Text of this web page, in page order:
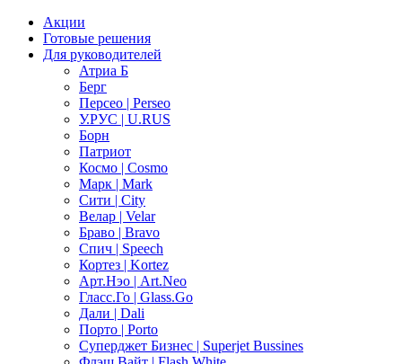
Акции
Готовые решения
Для руководителей
Атриа Б
Берг
Персео | Perseo
У.РУС | U.RUS
Борн
Патриот
Космо | Cosmo
Марк | Mark
Сити | City
Велар | Velar
Браво | Bravo
Спич | Speech
Кортез | Kortez
Арт.Нэо | Art.Neo
Гласс.Го | Glass.Go
Дали | Dali
Порто | Porto
Суперджет Бизнес | Superjet Bussines